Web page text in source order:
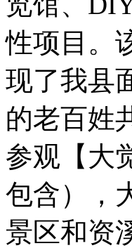
性项目。
现了我县
的老百姓
参观【大
包含），
景区和资